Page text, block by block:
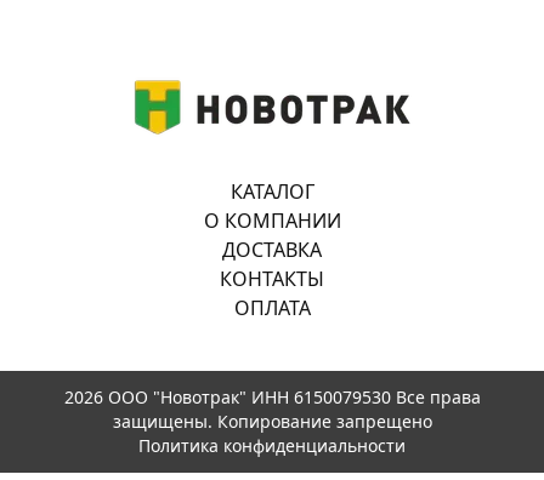
КАТАЛОГ
О КОМПАНИИ
ДОСТАВКА
КОНТАКТЫ
ОПЛАТА
2026 ООО "Новотрак" ИНН 6150079530 Все права
защищены. Копирование запрещено
Политика конфиденциальности